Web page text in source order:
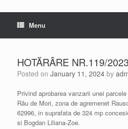
Menu
HOTĂRÂRE NR.119/2023
Posted on January 11, 2024 by
Privind aprobarea vanzarii unei
Râu de Mori, zona de agremenet
62996, in suprafata de 324 mp
si Bogdan Liliana-Zoe.